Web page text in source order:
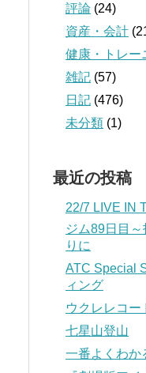
評論 (24)
資産・会計
健康・トレー
雑記 (57)
日記 (476)
未分類 (1)
最近の投稿
22/7 LIVE IN
ジム89日目
りに
ATC Special
ィング
ウクレレコー
七星山登山
一番よくわか